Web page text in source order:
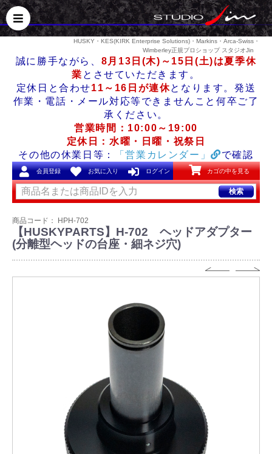
HUSKY・KES(KIRK Enterprise Solutions)・Markins・Arca-Swiss・
Wimberley正規プロショップ スタジオJin
誠に勝手ながら、 8月13日(木)～15日(土)は夏季休
業 とさせていただきます。
定休日と合わせ11～16日が連休となります。発送
作業・電話・メール対応等できませんこと何卒ご了
承ください。
営業時間：10:00～19:00
定休日：水曜・日曜・祝祭日
その他の休業日等：
「営業カレンダー」 で確認
会員登録 お気に入り ログイン カゴの中を見る
検索
商品コード： HPH-702
【HUSKYPARTS】H-702 ヘッドアダプター
(分離型ヘッドの台座・細ネジ穴)